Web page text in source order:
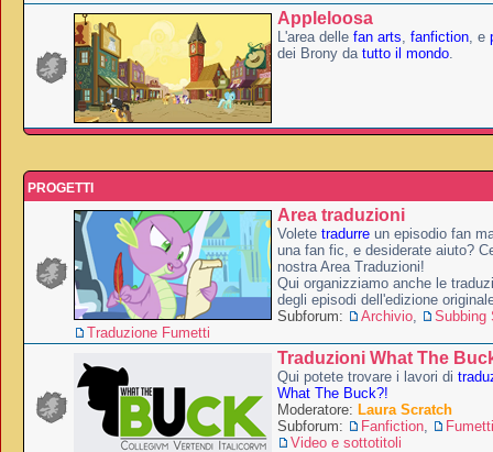
Appleloosa
L'area delle fan arts, fanfiction, e
dei Brony da tutto il mondo.
PROGETTI
Area traduzioni
Volete tradurre un episodio fan
una fan fic, e desiderate aiuto?
nostra Area Traduzioni!
Qui organizziamo anche le
degli episodi dell'edizione
Subforum:
Archivio,
Subbing
Traduzione Fumetti
Traduzioni What The
Qui potete trovare i lavori di
What The Buck?!
Moderatore: Laura Scratch
Subforum:
Fanfiction,
Fumetti
Video e sottotitoli